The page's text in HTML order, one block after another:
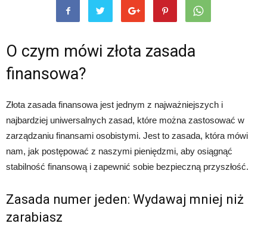
O czym mówi złota zasada
finansowa?
Złota zasada finansowa jest jednym z najważniejszych i
najbardziej uniwersalnych zasad, które można zastosować w
zarządzaniu finansami osobistymi. Jest to zasada, która mówi
nam, jak postępować z naszymi pieniędzmi, aby osiągnąć
stabilność finansową i zapewnić sobie bezpieczną przyszłość.
Zasada numer jeden: Wydawaj mniej niż
zarabiasz